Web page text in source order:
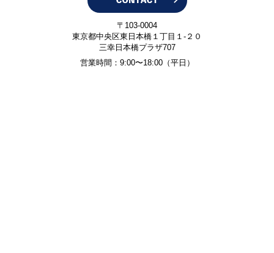
〒103-0004
東京都中央区東日本橋１丁目１-２０
三幸日本橋プラザ707
営業時間：9:00〜18:00（平日）